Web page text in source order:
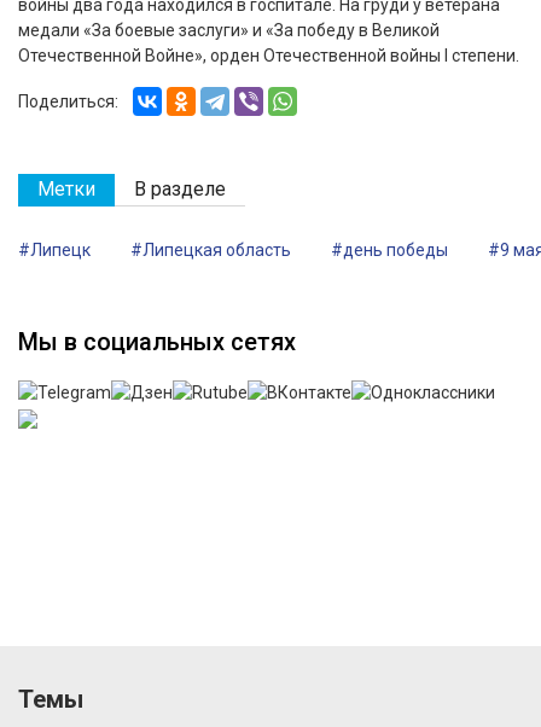
войны два года находился в госпитале. На груди у ветерана
медали «За боевые заслуги» и «За победу в Великой
Отечественной Войне», орден Отечественной войны I степени.
Поделиться:
Метки В разделе
#Липецк #Липецкая область #день победы #9
Мы в социальных сетях
Темы